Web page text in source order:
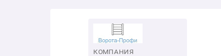
КОМПАНИЯ